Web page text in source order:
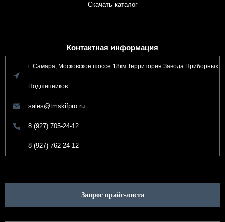
Скачать каталог
Контактная информация
г. Самара, Московское шоссе 18км Территория Завода Приборных
Подшипников
sales@tmskifpro.ru
8 (927) 705-24-12
8 (927) 762-24-12
Запрос прайс-листа